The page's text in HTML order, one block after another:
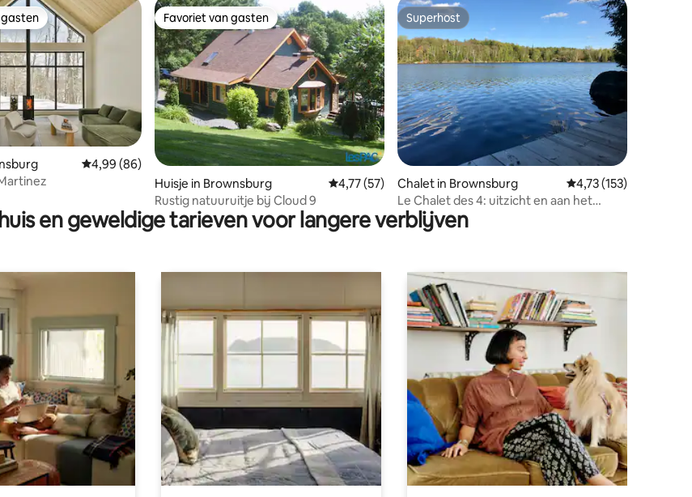
op 5, 217 recensies
gasten
gasten
Gemiddelde beoordeling van 4,99 op 5, 86 recensies
4,99 (86)
Favoriet van gasten
Favoriet van gasten
Huisje in Brownsburg Gemiddelde beoordeling van 4,77 op 5, 57 recensies
4,77 (57)
Rustig natuuruitje bij Cloud 9
Superhost
Superhost
Chalet in Brownsburg Gemiddelde
4,73 (153)
Le Chalet des 4: uitzicht en aan het
meer!
en geweldige tarieven voor langere verblijven